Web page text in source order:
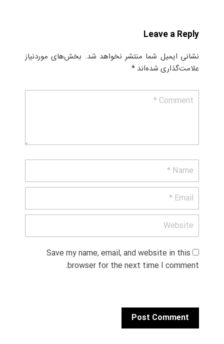
Leave a Reply
نشانی ایمیل شما منتشر نخواهد شد. بخش‌های موردنیاز
علامت‌گذاری شده‌اند *
Save my name, email, and website in this
browser for the next time I comment.